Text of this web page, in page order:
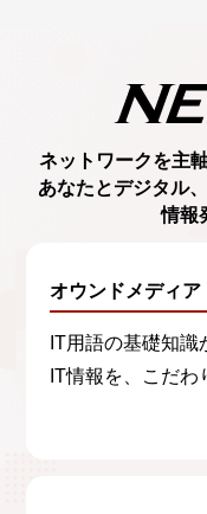
ネットワークを主
あなたとデジタル、
情報
オウンドメディア
IT用語の基礎知
IT情報を、こだわ